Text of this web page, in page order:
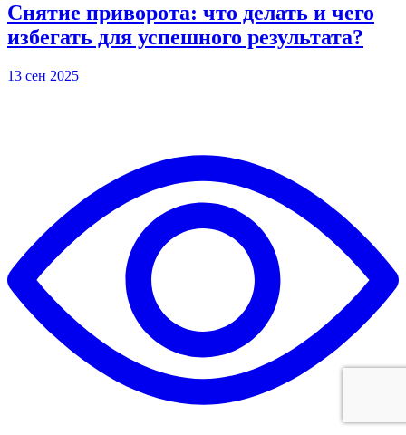
Снятие приворота: что делать и чего
избегать для успешного результата?
13 сен 2025